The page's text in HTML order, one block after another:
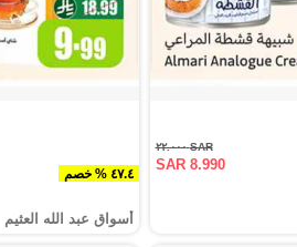
SAR ٢٢.٠٠٠
SAR 8.990
٤٧.٤ % خصم
أسواق عبد الله العثيم